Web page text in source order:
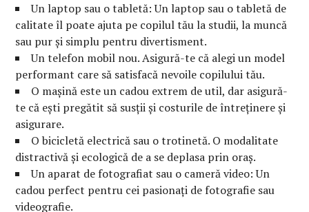
Un laptop sau o tabletă: Un laptop sau o tabletă de
calitate îl poate ajuta pe copilul tău la studii, la muncă
sau pur și simplu pentru divertisment.
Un telefon mobil nou. Asigură-te că alegi un model
performant care să satisfacă nevoile copilului tău.
O mașină este un cadou extrem de util, dar asigură-
te că ești pregătit să susții și costurile de întreținere și
asigurare.
O bicicletă electrică sau o trotinetă. O modalitate
distractivă și ecologică de a se deplasa prin oraș.
Un aparat de fotografiat sau o cameră video: Un
cadou perfect pentru cei pasionați de fotografie sau
videografie.